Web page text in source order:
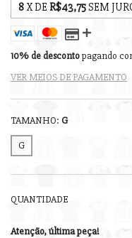
8 X DE R$43,75SEM
10% de descontopagando
VER MEIOS DE PAGAMENTO
TAMANHO: G
G
QUANTIDADE
Atenção, última peça!